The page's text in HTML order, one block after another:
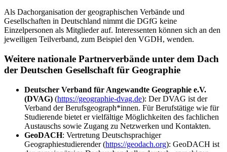
Als Dachorganisation der geographischen Verbände und
Gesellschaften in Deutschland nimmt die DGfG keine
Einzelpersonen als Mitglieder auf. Interessenten können sich an den
jeweiligen Teilverband, zum Beispiel den VGDH, wenden.
Weitere nationale Partnerverbände unter dem Dach
der Deutschen Gesellschaft für Geographie
Deutscher Verband für Angewandte Geographie e.V.
(DVAG) (https://geographie-dvag.de): Der DVAG ist der
Verband der Berufsgeograph*innen. Für Berufstätige wie für
Studierende bietet er vielfältige Möglichkeiten des fachlichen
Austauschs sowie Zugang zu Netzwerken und Kontakten.
GeoDACH: Vertretung Deutschsprachiger
Geographiestudierender (https://geodach.org): GeoDACH ist